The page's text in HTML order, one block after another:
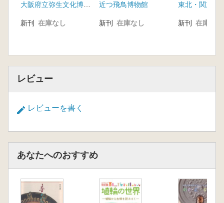
大阪府立弥生文化博物館
新刊 在庫なし
近つ飛鳥博物館
新刊 在庫なし 新刊 在庫なし
レビュー
レビューを書く
あなたへのおすすめ